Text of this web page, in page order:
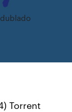
Torrent